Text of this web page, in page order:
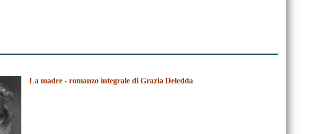
La madre - romanzo integrale di Grazia Deledda